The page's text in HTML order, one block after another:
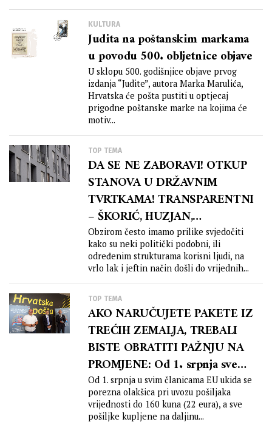
KULTURA
Judita na poštanskim markama
u povodu 500. obljetnice objave
U sklopu 500. godišnjice objave prvog
izdanja “Judite”, autora Marka Marulića,
Hrvatska će pošta pustiti u optjecaj
prigodne poštanske marke na kojima će
motiv...
TOP TEMA
DA SE NE ZABORAVI! OTKUP
STANOVA U DRŽAVNIM
TVRTKAMA! TRANSPARENTNI
– ŠKORIĆ, HUZJAN,
ĐUROKOVIĆ! ZAŠTO ŠUTE!?
BARBARIĆ, ČULO, ARAR!?
Obzirom često imamo prilike svjedočiti
kako su neki politički podobni, ili
određenim strukturama korisni ljudi, na
vrlo lak i jeftin način došli do vrijednih...
TOP TEMA
AKO NARUČUJETE PAKETE IZ
TREĆIH ZEMALJA, TREBALI
BISTE OBRATITI PAŽNJU NA
PROMJENE: Od 1. srpnja sve
pošiljke iz trećih zemalja
postaju oporezive…
Od 1. srpnja u svim članicama EU ukida se
porezna olakšica pri uvozu pošiljaka
vrijednosti do 160 kuna (22 eura), a sve
pošiljke kupljene na daljinu...